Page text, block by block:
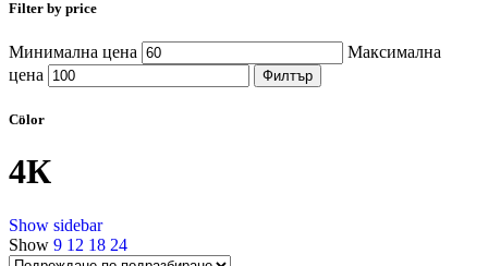
Filter by price
Минимална цена
Максимална
цена
Филтър
Color
4К
Show sidebar
Show 9 12 18 24